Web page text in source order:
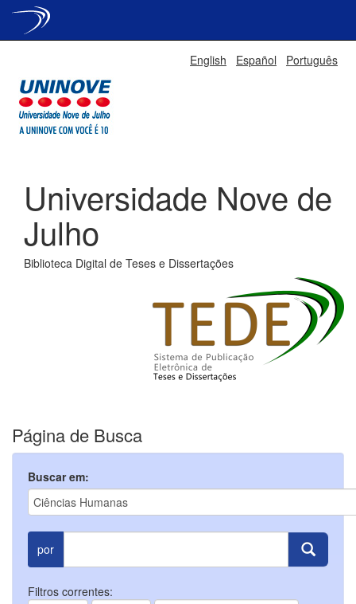
English Español Português
Universidade Nove de
Julho
Biblioteca Digital de Teses e Dissertações
Página de Busca
Buscar em:
por
Filtros correntes: